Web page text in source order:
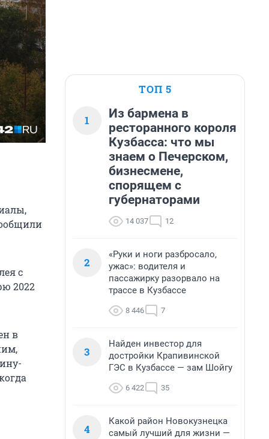
с
2022
в
ТОП 5
1
Из бармена в
ресторанного короля
Кузбасса: что мы
знаем о Печерском,
бизнесмене,
спорящем с
губернаторами
14 037 12
2
«Руки и ноги разбросало,
ужас»: водителя и
пассажирку разорвало на
трассе в Кузбассе
8 446 7
3
Найден инвестор для
достройки Крапивинской
ГЭС в Кузбассе — зам Шойгу
6 422 35
4
Какой район Новокузнецка
самый лучший для жизни —